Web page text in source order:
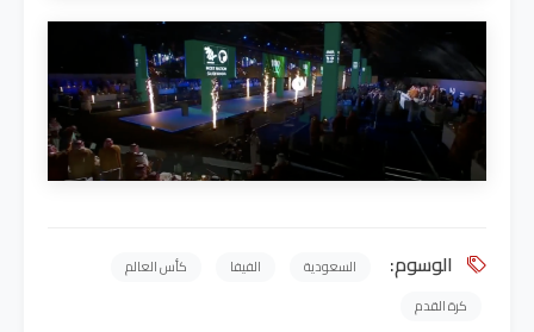
الوسوم: السعودية الفيفا
كأس العالم
كرة القدم